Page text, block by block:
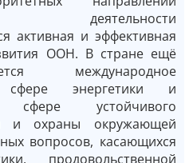
деятельности
активная и эффективная
ООН. В стране ещё
международное
сфере энергетики и
сфере устойчивого
и охраны окружающей
вопросов, касающихся
продовольственной